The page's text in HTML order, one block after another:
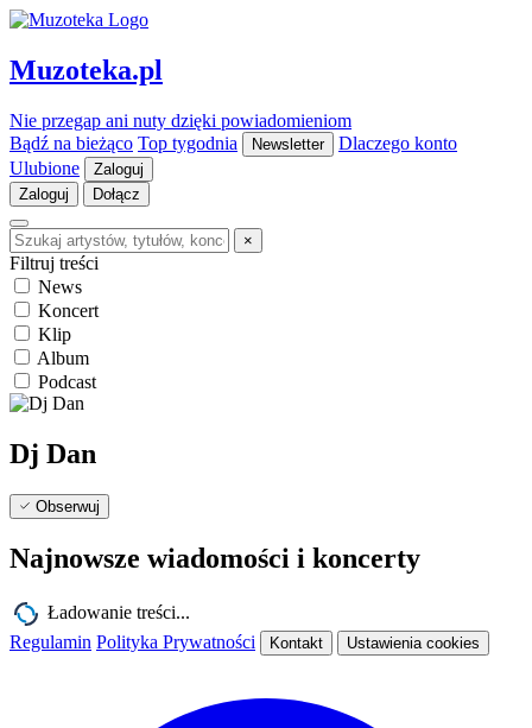
Muzoteka.pl
Nie przegap ani nuty dzięki powiadomieniom
Bądź na bieżąco Top tygodnia Newsletter
Dlaczego konto
Ulubione
Zaloguj
Zaloguj
Dołącz
×
Filtruj treści
News
Koncert
Klip
Album
Podcast
Dj Dan
Obserwuj
Najnowsze wiadomości i koncerty
Ładowanie treści...
Regulamin Polityka Prywatności Kontakt Ustawienia cookies